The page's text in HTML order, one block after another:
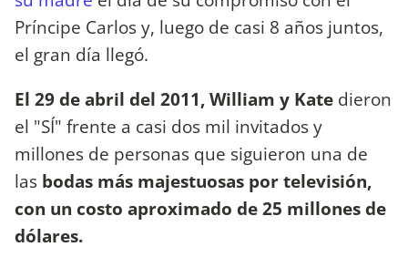
Príncipe Carlos y, luego de casi 8 años juntos,
el gran día llegó.​
El 29 de abril del 2011, William y Kate dieron
el "SÍ" frente a casi dos mil invitados y
millones de personas que siguieron una de
las bodas más majestuosas por televisión,
con un costo aproximado de 25 millones de
dólares.